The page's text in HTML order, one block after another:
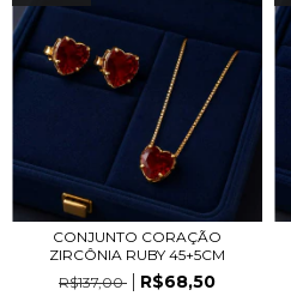
CONJUNTO CORAÇÃO
ZIRCÔNIA RUBY 45+5CM
R$137,00
R$68,50